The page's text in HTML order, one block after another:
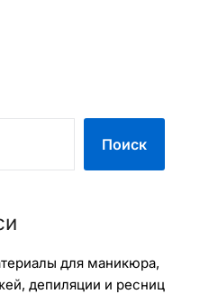
Поиск
для маникюра,
депиляции и ресниц